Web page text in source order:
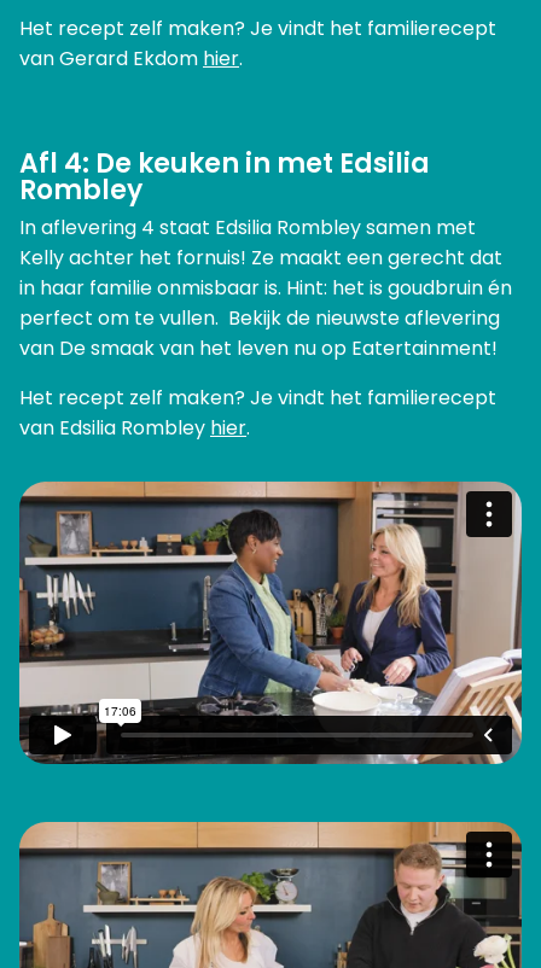
Het recept zelf maken? Je vindt het familierecept
van Gerard Ekdom hier.
Afl 4: De keuken in met Edsilia
Rombley
In aflevering 4 staat Edsilia Rombley samen met
Kelly achter het fornuis! Ze maakt een gerecht dat
in haar familie onmisbaar is. Hint: het is goudbruin én
perfect om te vullen. Bekijk de nieuwste aflevering
van De smaak van het leven nu op Eatertainment!
Het recept zelf maken? Je vindt het familierecept
van Edsilia Rombley hier.